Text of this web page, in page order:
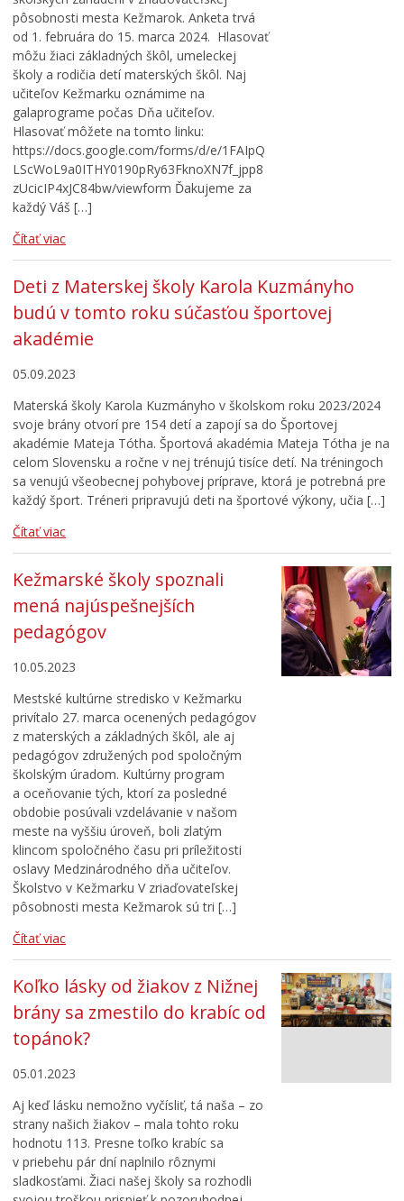
pôsobnosti mesta Kežmarok. Anketa trvá
od 1. februára do 15. marca 2024. Hlasovať
môžu žiaci základných škôl, umeleckej
školy a rodičia detí materských škôl. Naj
učiteľov Kežmarku oznámime na
galaprograme počas Dňa učiteľov.
Hlasovať môžete na tomto linku:
https://docs.google.com/forms/d/e/1FAIpQ
LScWoL9a0ITHY0190pRy63FknoXN7f_jpp8
zUcicIP4xJC84bw/viewform Ďakujeme za
každý Váš […]
Čítať viac
Deti z Materskej školy Karola Kuzmányho
budú v tomto roku súčasťou športovej
akadémie
05.09.2023
Materská školy Karola Kuzmányho v školskom roku 2023/2024
svoje brány otvorí pre 154 detí a zapojí sa do Športovej
akadémie Mateja Tótha. Športová akadémia Mateja Tótha je na
celom Slovensku a ročne v nej trénujú tisíce detí. Na tréningoch
sa venujú všeobecnej pohybovej príprave, ktorá je potrebná pre
každý šport. Tréneri pripravujú deti na športové výkony, učia […]
Čítať viac
Kežmarské školy spoznali
mená najúspešnejších
pedagógov
10.05.2023
Mestské kultúrne stredisko v Kežmarku
privítalo 27. marca ocenených pedagógov
z materských a základných škôl, ale aj
pedagógov združených pod spoločným
školským úradom. Kultúrny program
a oceňovanie tých, ktorí za posledné
obdobie posúvali vzdelávanie v našom
meste na vyššiu úroveň, boli zlatým
klincom spoločného času pri príležitosti
oslavy Medzinárodného dňa učiteľov.
Školstvo v Kežmarku V zriaďovateľskej
pôsobnosti mesta Kežmarok sú tri […]
Čítať viac
Koľko lásky od žiakov z Nižnej
brány sa zmestilo do krabíc od
topánok?
05.01.2023
Aj keď lásku nemožno vyčísliť, tá naša – zo
strany našich žiakov – mala tohto roku
hodnotu 113. Presne toľko krabíc sa
v priebehu pár dní naplnilo rôznymi
sladkosťami. Žiaci našej školy sa rozhodli